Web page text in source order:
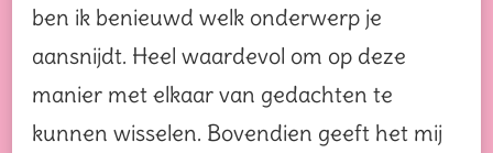
ben ik benieuwd welk onderwerp je
aansnijdt. Heel waardevol om op deze
manier met elkaar van gedachten te
kunnen wisselen. Bovendien geeft het mij